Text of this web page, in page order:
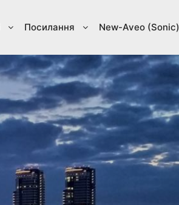
Посилання New-Aveo (Sonic)